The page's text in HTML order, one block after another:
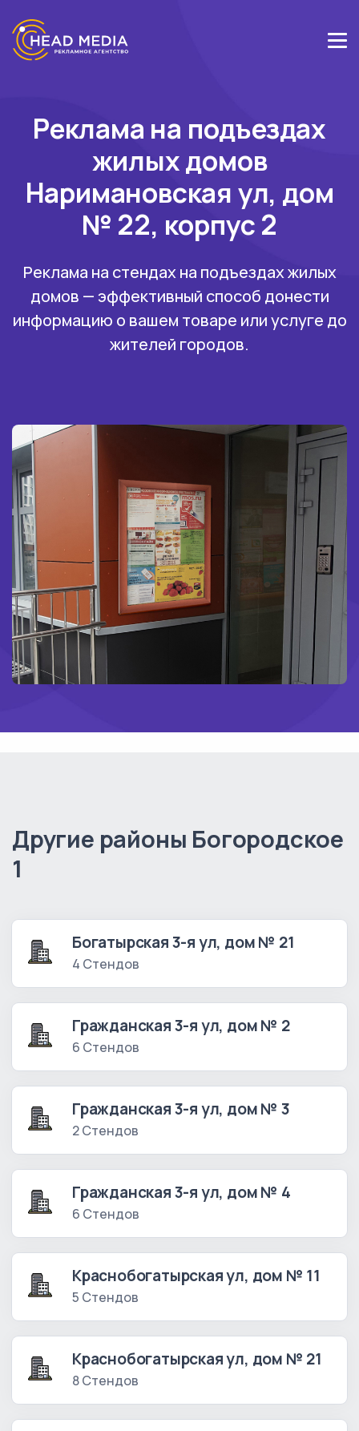
Реклама на подъездах
жилых домов
Наримановская ул, дом
№ 22, корпус 2
Реклама на стендах на подъездах жилых
домов — эффективный способ донести
информацию о вашем товаре или услуге до
жителей городов.
Другие районы Богородское
1
Богатырская 3-я ул, дом № 21
4 Стендов
Гражданская 3-я ул, дом № 2
6 Стендов
Гражданская 3-я ул, дом № 3
2 Стендов
Гражданская 3-я ул, дом № 4
6 Стендов
Краснобогатырская ул, дом № 11
5 Стендов
Краснобогатырская ул, дом № 21
8 Стендов